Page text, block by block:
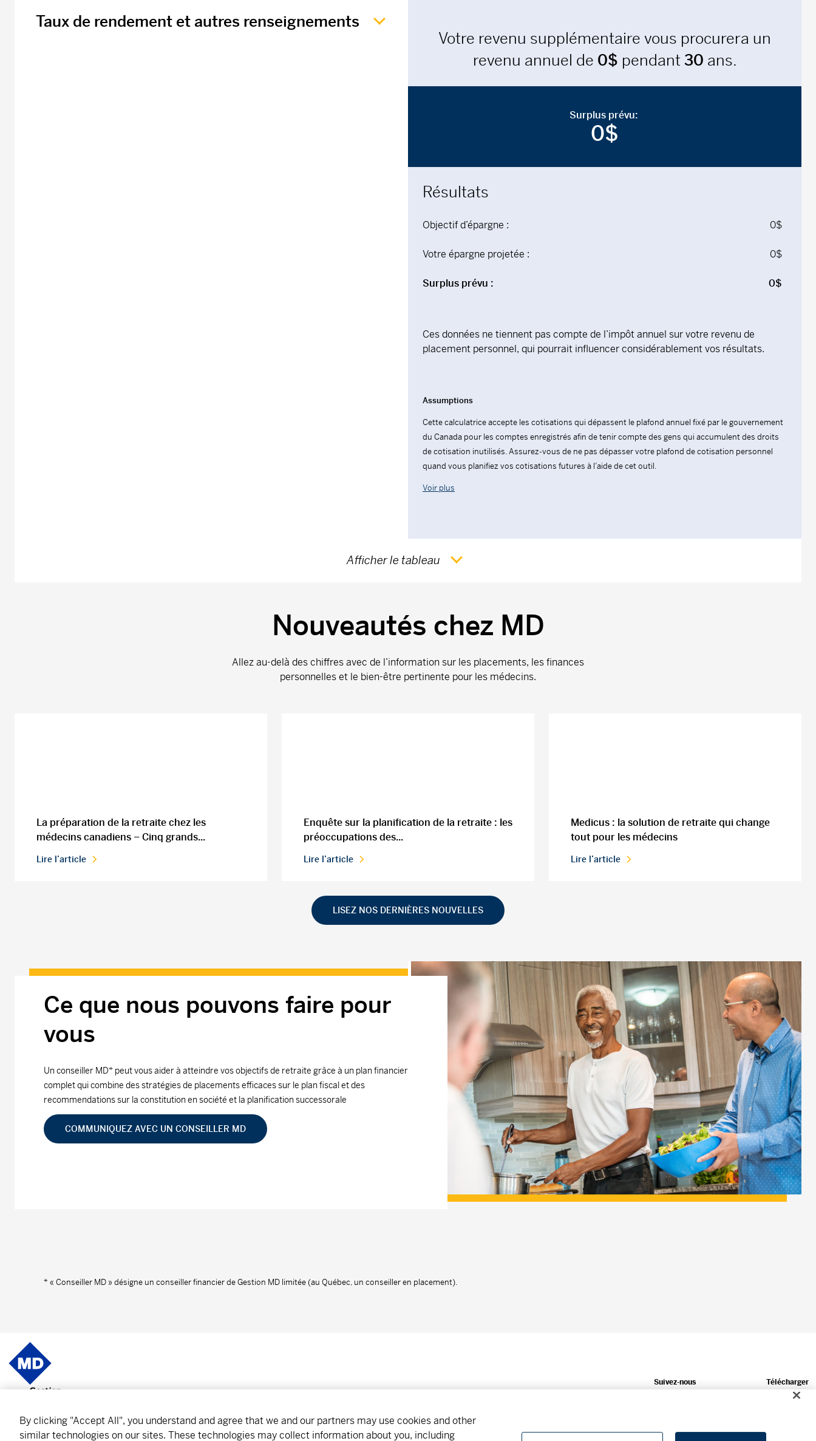
Taux de rendement et autres renseignements
Votre revenu supplémentaire vous procurera un
revenu annuel de 0$ pendant 30 ans.
Surplus prévu:
0$
Résultats
Objectif d’épargne : 0$
Votre épargne projetée : 0$
Surplus prévu : 0$
Ces données ne tiennent pas compte de l’impôt annuel sur votre revenu de
placement personnel, qui pourrait influencer considérablement vos résultats.
Assumptions
Cette calculatrice accepte les cotisations qui dépassent le plafond annuel fixé par le gouvernement
du Canada pour les comptes enregistrés afin de tenir compte des gens qui accumulent des droits
de cotisation inutilisés. Assurez-vous de ne pas dépasser votre plafond de cotisation personnel
quand vous planifiez vos cotisations futures à l’aide de cet outil.
Voir plus
Afficher le tableau
Nouveautés chez MD
Allez au-delà des chiffres avec de l’information sur les placements, les finances
personnelles et le bien-être pertinente pour les médecins.
La préparation de la retraite chez les
médecins canadiens – Cinq grands...
Lire l’article
Enquête sur la planification de la retraite : les
préoccupations des...
Lire l’article
Medicus : la solution de retraite qui change
tout pour les médecins
Lire l’article
LISEZ NOS DERNIÈRES NOUVELLES
Ce que nous pouvons faire pour
vous
Un conseiller MD* peut vous aider à atteindre vos objectifs de retraite grâce à un plan financier
complet qui combine des stratégies de placements efficaces sur le plan fiscal et des
recommendations sur la constitution en société et la planification successorale
COMMUNIQUEZ AVEC UN CONSEILLER MD
* « Conseiller MD » désigne un conseiller financier de Gestion MD limitée (au Québec, un conseiller en placement).
Suivez-nous Télécharger
By clicking "Accept All", you understand and agree that we and our partners may use cookies and other
similar technologies on our sites. These technologies may collect information about you, including